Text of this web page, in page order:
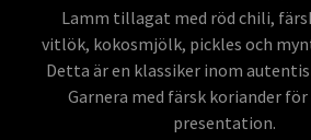
Lamm tillagat med röd chili,
vitlök, kokosmjölk, pickles och
Detta är en klassiker inom
Garnera med färsk koriander för
presentation.